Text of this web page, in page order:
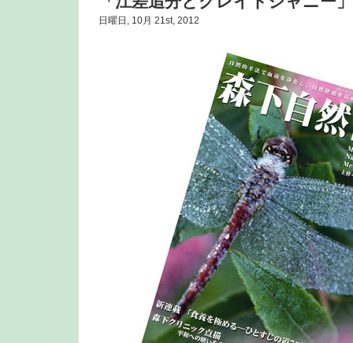
日曜日, 10月 21st, 2012